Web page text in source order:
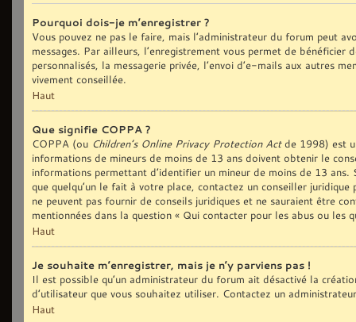
Pourquoi dois-je m’enregistrer ?
Vous pouvez ne pas le faire, mais l’administrateur du forum peut
messages. Par ailleurs, l’enregistrement vous permet de
personnalisés, la messagerie privée, l’envoi d’e-mails aux autres
vivement conseillée.
Haut
Que signifie COPPA ?
COPPA (ou Children’s Online Privacy Protection Actde 1998) est
informations de mineurs de moins de 13 ans doivent obtenir le
informations permettant d’identifier un mineur de moins de 13 ans.
que quelqu’un le fait à votre place, contactez un conseiller
ne peuvent pas fournir de conseils juridiques et ne sauraient être
mentionnées dans la question « Qui contacter pour les abus ou les
Haut
Je souhaite m’enregistrer, mais je n’y parviens pas !
Il est possible qu’un administrateur du forum ait désactivé la
d’utilisateur que vous souhaitez utiliser. Contactez un
Haut